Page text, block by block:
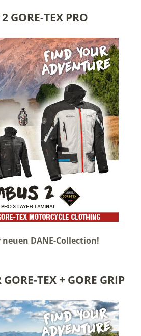
GORE-TEX PRO
DANE-Collection!
TEX + GORE GRIP